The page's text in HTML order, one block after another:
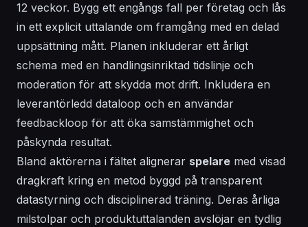
12 veckor. Bygg ett engångs fall per företag och lås
in ett explicit uttalande om framgång med en delad
uppsättning mått. Planen inkluderar ett årligt
schema med en handlingsinriktad tidslinje och
moderation för att skydda mot drift. Inkludera en
leverantörledd dataloop och en användar
feedbackloop för att öka samstämmighet och
påskynda resultat.
Bland aktörerna i fältet alignerar spelare med visad
dragkraft kring en metod byggd på transparent
datastyrning och disciplinerad träning. Deras årliga
milstolpar och produktuttalanden avslöjar en tydlig